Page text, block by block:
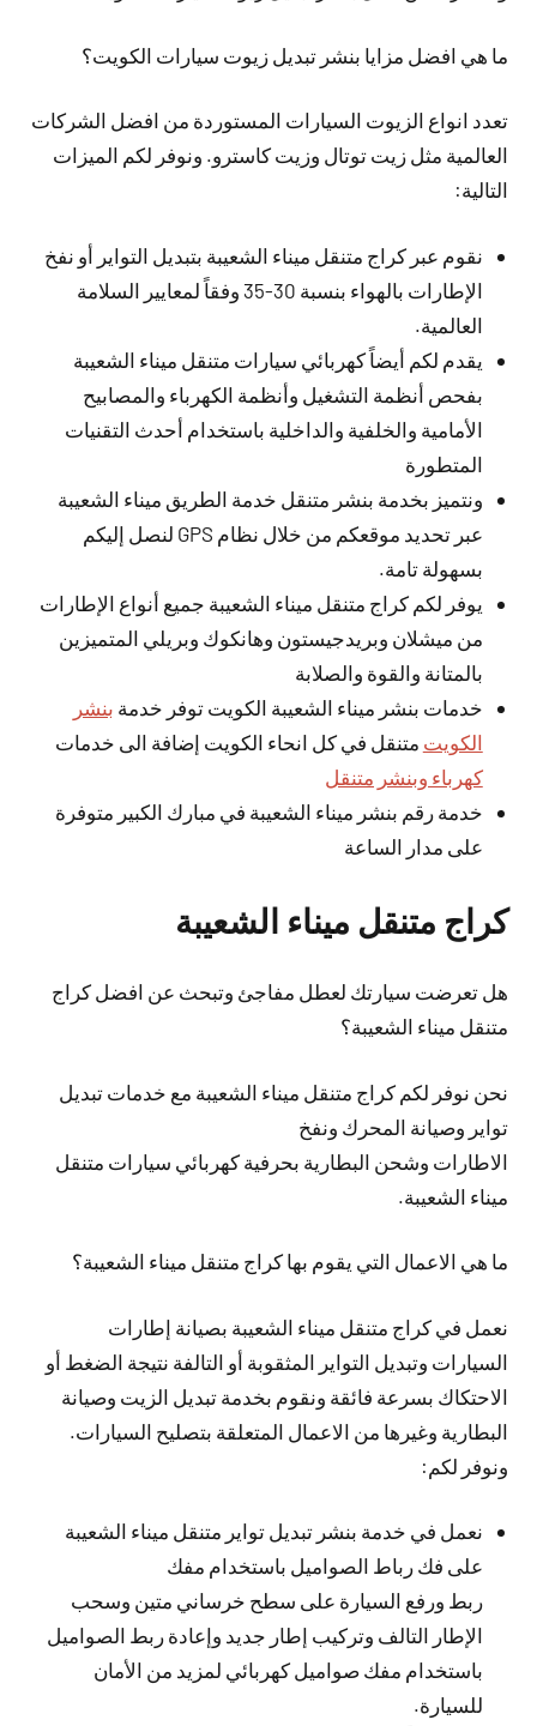
ما هي افضل مزايا بنشر تبديل زيوت سيارات الكويت؟
تعدد انواع الزيوت السيارات المستوردة من افضل الشركات
العالمية مثل زيت توتال وزيت كاسترو. ونوفر لكم الميزات
التالية:
نقوم عبر كراج متنقل ميناء الشعيبة بتبديل التواير أو نفخ
الإطارات بالهواء بنسبة 30-35 وفقاً لمعايير السلامة
العالمية.
يقدم لكم أيضاً كهربائي سيارات متنقل ميناء الشعيبة
بفحص أنظمة التشغيل وأنظمة الكهرباء والمصابيح
الأمامية والخلفية والداخلية باستخدام أحدث التقنيات
المتطورة
ونتميز بخدمة بنشر متنقل خدمة الطريق ميناء الشعيبة
عبر تحديد موقعكم من خلال نظام GPS لنصل إليكم
بسهولة تامة.
يوفر لكم كراج متنقل ميناء الشعيبة جميع أنواع الإطارات
من ميشلان وبريدجيستون وهانكوك وبريلي المتميزين
بالمتانة والقوة والصلابة
خدمات بنشر ميناء الشعيبة الكويت توفر خدمة بنشر
الكويت متنقل في كل انحاء الكويت إضافة الى خدمات
كهرباء وبنشر متنقل
خدمة رقم بنشر ميناء الشعيبة في مبارك الكبير متوفرة
على مدار الساعة
كراج متنقل ميناء الشعيبة
هل تعرضت سيارتك لعطل مفاجئ وتبحث عن افضل كراج
متنقل ميناء الشعيبة؟
نحن نوفر لكم كراج متنقل ميناء الشعيبة مع خدمات تبديل
تواير وصيانة المحرك ونفخ
الاطارات وشحن البطارية بحرفية كهربائي سيارات متنقل
ميناء الشعيبة.
ما هي الاعمال التي يقوم بها كراج متنقل ميناء الشعيبة؟
نعمل في كراج متنقل ميناء الشعيبة بصيانة إطارات
السيارات وتبديل التواير المثقوبة أو التالفة نتيجة الضغط أو
الاحتكاك بسرعة فائقة ونقوم بخدمة تبديل الزيت وصيانة
البطارية وغيرها من الاعمال المتعلقة بتصليح السيارات.
ونوفر لكم:
نعمل في خدمة بنشر تبديل تواير متنقل ميناء الشعيبة
على فك رباط الصواميل باستخدام مفك
ربط ورفع السيارة على سطح خرساني متين وسحب
الإطار التالف وتركيب إطار جديد وإعادة ربط الصواميل
باستخدام مفك صواميل كهربائي لمزيد من الأمان
للسيارة.